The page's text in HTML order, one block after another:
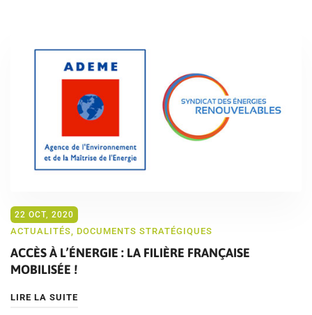
22 OCT, 2020
ACTUALITÉS DOCUMENTS STRATÉGIQUES
ACCÈS À L’ÉNERGIE : LA FILIÈRE FRANÇAISE
MOBILISÉE !
LIRE LA SUITE